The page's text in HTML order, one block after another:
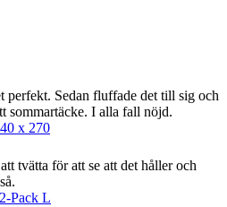
perfekt. Sedan fluffade det till sig och
sommartäcke. I alla fall nöjd.
x 270
tvätta för att se att det håller och
Pack L